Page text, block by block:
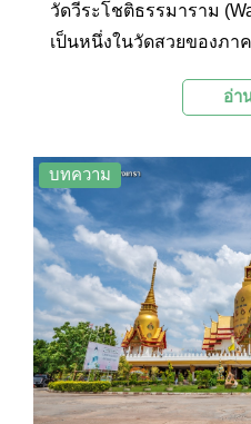
วัดวีระโชติธรรมาราม
เป็นหนึ่งในวัดสวยของภา
ตกแต่งอย่างสวยงาม แล
ภายนอกประดับด้วยแก้วซึ่
โดยในทุกๆ วันจะมีพุทธศ
จำนวนมากเดินทางมาสัก
ชมความงดงามของวัดแ
ที่ท่องเที่ยวยอดนิยมของจั
พลาดชม
อ่า
บทความ